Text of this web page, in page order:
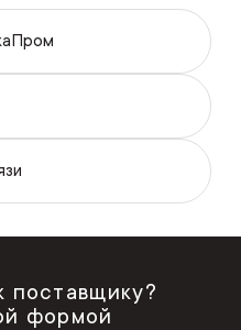
поставщику?
формой